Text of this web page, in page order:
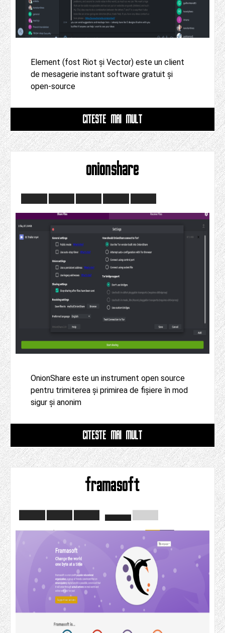
Element (fost Riot și Vector) este un client
de mesagerie instant software gratuit și
open-source
CITESTE MAI MULT
onionshare
OnionShare este un instrument open source
pentru trimiterea și primirea de fișiere în mod
sigur și anonim
CITESTE MAI MULT
framasoft